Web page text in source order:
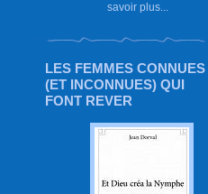
savoir plus...
LES FEMMES CONNUES
(ET INCONNUES) QUI
FONT REVER